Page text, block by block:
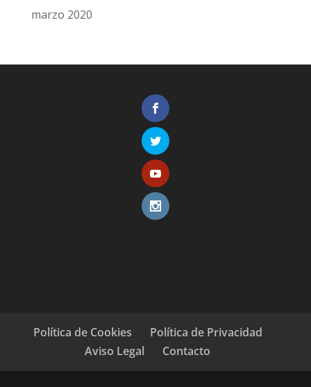
marzo 2020
Política de Cookies
Política de Privacidad
Aviso Legal
Contacto